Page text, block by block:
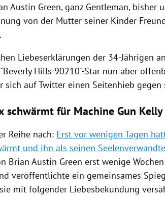
Austin Green, ganz Gentleman,
von der Mutter seiner Kinder
Liebeserklärungen der 34-Jährigen
Hills 90210"-Star nun aber
sich auf Twitter einen Seitenhieb gegen
schwärmt für Machine Gun Kelly
Reihe nach: Erst vor wenigen Tagen
und ihn als seinen
Brian Austin Green erst wenige
veröffentlichte ein gemeinsames
mit folgender Liebesbekundung